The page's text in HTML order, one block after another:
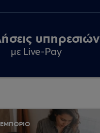
υπηρεσιών
με Live-Pay